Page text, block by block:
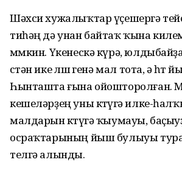
Шәхси хужалыҡтар үҫешергә
тиһәң дә унан байтаҡ ҡына
мөмкин. Үкенескә күрә,
өстән ике өлөшө генә мал тота, ә
Һынташта ғына ойошторолған.
кешеләрҙең уны көтөүгә илке-
малдарын көтөүгә ҡыумауы,
осраҡтарының йыш булыуы
телгә алынды.